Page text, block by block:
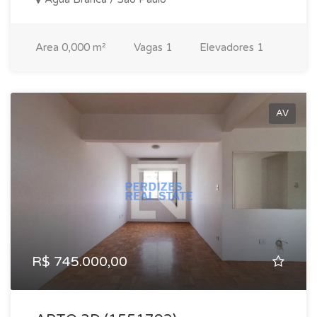
Area 0,000 m² Vagas 1 Elevadores 1
AV
R$ 745.000,00